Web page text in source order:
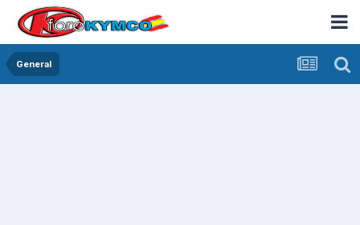
General